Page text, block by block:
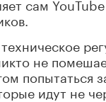
не
попытаться
идут не